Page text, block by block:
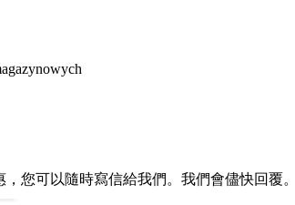
您可以隨時寫信給我們。我們會儘快回覆。